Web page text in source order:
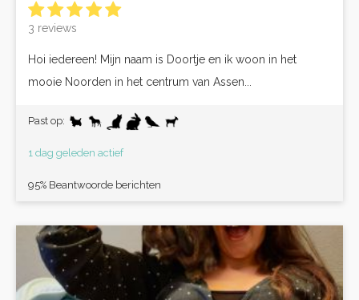
3 reviews
Hoi iedereen! Mijn naam is Doortje en ik woon in het
mooie Noorden in het centrum van Assen...
Past op:
1 dag geleden actief
95% Beantwoorde berichten